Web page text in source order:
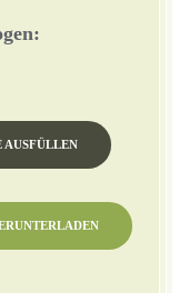
AUSFÜLLEN